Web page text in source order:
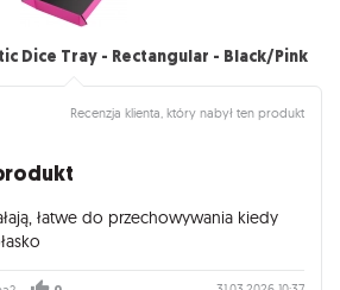
Dice Tray - Rectangular - Black/Pink
Recenzja klienta, który nabył ten produkt
łatwe do przechowywania kiedy